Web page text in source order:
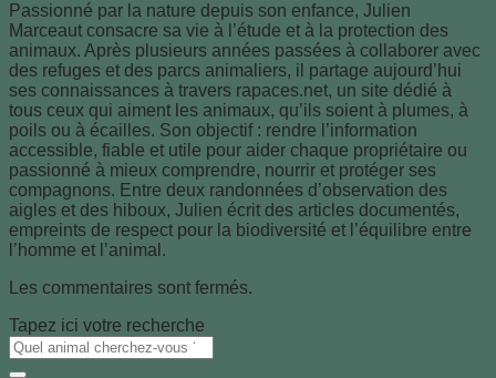
Passionné par la nature depuis son enfance, Julien
Marceaut consacre sa vie à l’étude et à la protection des
animaux. Après plusieurs années passées à collaborer avec
des refuges et des parcs animaliers, il partage aujourd’hui
ses connaissances à travers rapaces.net, un site dédié à
tous ceux qui aiment les animaux, qu’ils soient à plumes, à
poils ou à écailles. Son objectif : rendre l’information
accessible, fiable et utile pour aider chaque propriétaire ou
passionné à mieux comprendre, nourrir et protéger ses
compagnons. Entre deux randonnées d’observation des
aigles et des hiboux, Julien écrit des articles documentés,
empreints de respect pour la biodiversité et l’équilibre entre
l’homme et l’animal.
Les commentaires sont fermés.
Tapez ici votre recherche